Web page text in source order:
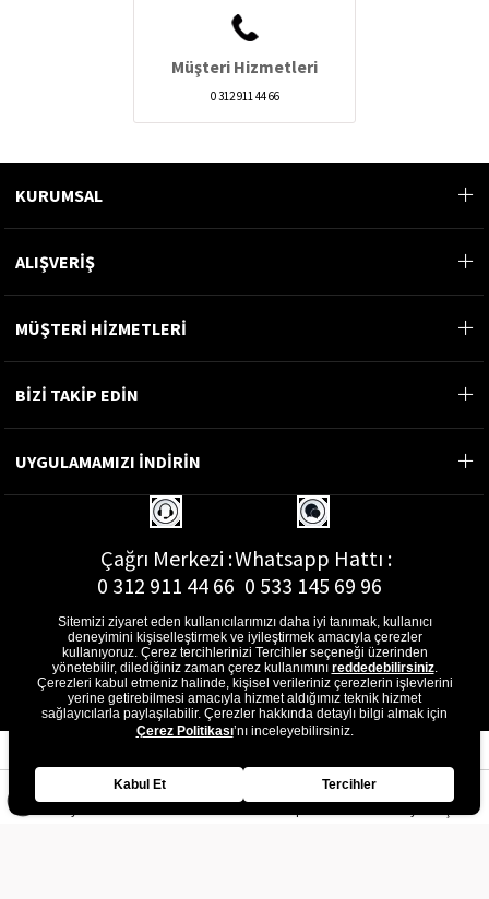
Müşteri Hizmetleri
0 312 911 44 66
KURUMSAL
ALIŞVERİŞ
MÜŞTERİ HİZMETLERİ
BİZİ TAKİP EDİN
UYGULAMAMIZI İNDİRİN
Çağrı Merkezi :
0 312 911 44 66
Whatsapp Hattı :
0 533 145 69 96
E-Posta Adresi :
musterihizmetleri@gon.com.tr
Sitemizi ziyaret eden kullanıcılarımızı daha iyi tanımak, kullanıcı
deneyimini kişiselleştirmek ve iyileştirmek amacıyla çerezler
kullanıyoruz. Çerez tercihlerinizi Tercihler seçeneği üzerinden
yönetebilir, dilediğiniz zaman çerez kullanımını reddedebilirsiniz.
Çerezleri kabul etmeniz halinde, kişisel verileriniz çerezlerin işlevlerini
yerine getirebilmesi amacıyla hizmet aldığımız teknik hizmet
sağlayıcılarla paylaşılabilir. Çerezler hakkında detaylı bilgi almak için
Çerez Politikası’nı inceleyebilirsiniz.
Kabul Et Tercihler